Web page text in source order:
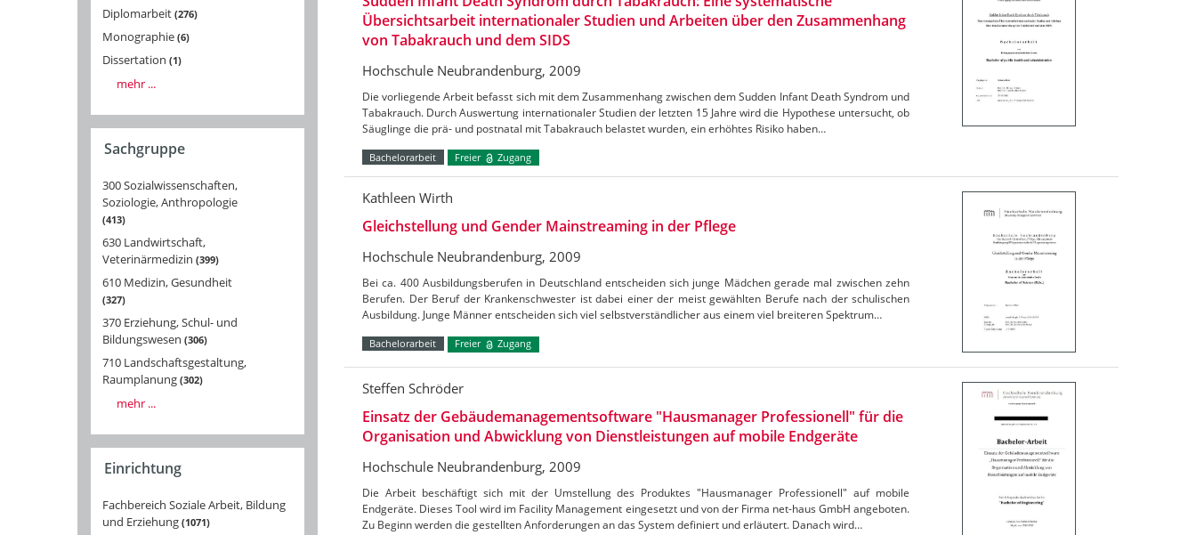
Diplomarbeit 276
Monographie 6
Dissertation 1
mehr ...
Sachgruppe
300 Sozialwissenschaften,
Soziologie, Anthropologie
413
630 Landwirtschaft,
Veterinärmedizin 399
610 Medizin, Gesundheit
327
370 Erziehung, Schul- und
Bildungswesen 306
710 Landschaftsgestaltung,
Raumplanung 302
mehr ...
Einrichtung
Fachbereich Soziale Arbeit, Bildung
und Erziehung 1071
Übersichtsarbeit internationaler Studien und Arbeiten über den Zusammenhang
von Tabakrauch und dem SIDS
Hochschule Neubrandenburg, 2009
Die vorliegende Arbeit befasst sich mit dem Zusammenhang zwischen dem Sudden Infant Death Syndrom und
Tabakrauch. Durch Auswertung internationaler Studien der letzten 15 Jahre wird die Hypothese untersucht, ob
Säuglinge die prä- und postnatal mit Tabakrauch belastet wurden, ein erhöhtes Risiko haben…
Bachelorarbeit Freier Zugang
Kathleen Wirth
Gleichstellung und Gender Mainstreaming in der Pflege
Hochschule Neubrandenburg, 2009
Bei ca. 400 Ausbildungsberufen in Deutschland entscheiden sich junge Mädchen gerade mal zwischen zehn
Berufen. Der Beruf der Krankenschwester ist dabei einer der meist gewählten Berufe nach der schulischen
Ausbildung. Junge Männer entscheiden sich viel selbstverständlicher aus einem viel breiteren Spektrum…
Bachelorarbeit Freier Zugang
Steffen Schröder
Einsatz der Gebäudemanagementsoftware "Hausmanager Professionell" für die
Organisation und Abwicklung von Dienstleistungen auf mobile Endgeräte
Hochschule Neubrandenburg, 2009
Die Arbeit beschäftigt sich mit der Umstellung des Produktes "Hausmanager Professionell" auf mobile
Endgeräte. Dieses Tool wird im Facility Management eingesetzt und von der Firma net-haus GmbH angeboten.
Zu Beginn werden die gestellten Anforderungen an das System definiert und erläutert. Danach wird…